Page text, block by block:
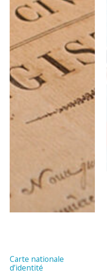
Carte nationale
d’identité